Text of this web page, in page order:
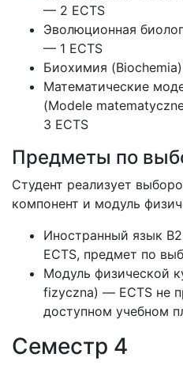
— 2 ECTS
Эволюционная
— 1 ECTS
Биохимия
Математические
(Modele
3 ECTS
Предметы по
Студент реализует
компонент и модуль
Иностранный язык
ECTS, предмет по
Модуль физической
fizyczna) — ECTS не
доступном учебном
Семестр 4